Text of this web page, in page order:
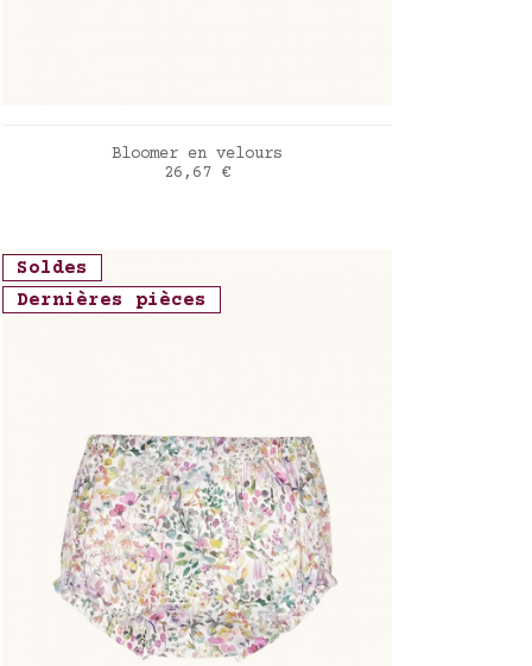
AJOUTER AU PANIER
Bloomer en velours
Prix
26,67 €
Soldes
Dernières pièces